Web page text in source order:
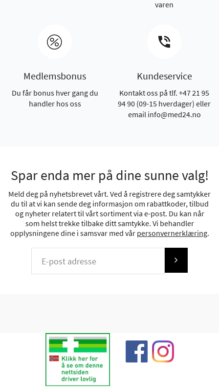
varen
Medlemsbonus
Du får bonus hver gang du
handler hos oss
Kundeservice
Kontakt oss på tlf. +47 21 95
94 90 (09-15 hverdager) eller
email info@med24.no
Spar enda mer på dine sunne valg!
Meld deg på nyhetsbrevet vårt. Ved å registrere deg samtykker
du til at vi kan sende deg informasjon om rabattkoder, tilbud
og nyheter relatert til vårt sortiment via e-post. Du kan når
som helst trekke tilbake ditt samtykke. Vi behandler
opplysningene dine i samsvar med vår personvernerklæring.